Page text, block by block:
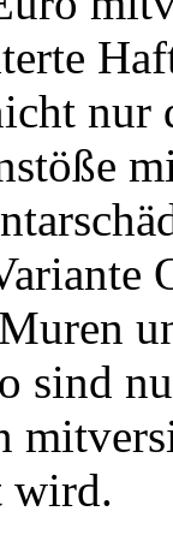
nur
sind
wird.